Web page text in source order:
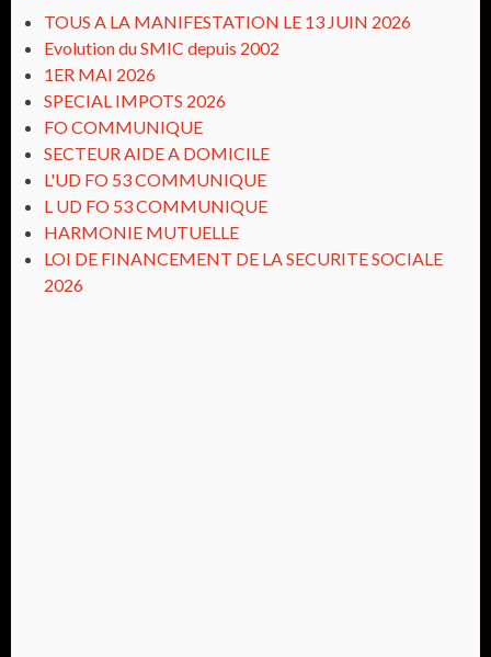
TOUS A LA MANIFESTATION LE 13 JUIN 2026
Evolution du SMIC depuis 2002
1ER MAI 2026
SPECIAL IMPOTS 2026
FO COMMUNIQUE
SECTEUR AIDE A DOMICILE
L'UD FO 53 COMMUNIQUE
L UD FO 53 COMMUNIQUE
HARMONIE MUTUELLE
LOI DE FINANCEMENT DE LA SECURITE SOCIALE
2026